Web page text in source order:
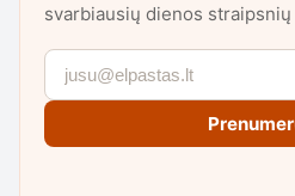
svarbiausių dienos straipsnių